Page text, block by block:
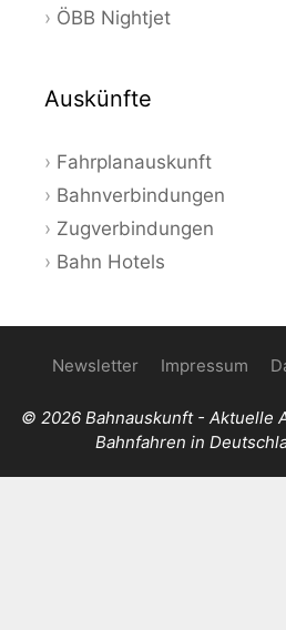
ÖBB Nightjet
Auskünfte
Fahrplanauskunft
Bahnverbindungen
Zugverbindungen
Bahn Hotels
Newsletter Impressum
© 2026 Bahnauskunft - Aktuelle
Bahnfahren in